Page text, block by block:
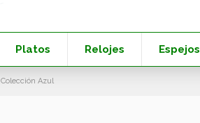
Platos Relojes Espejos
Colección Azul